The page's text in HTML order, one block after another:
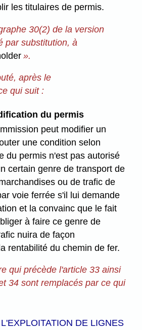
les titulaires de permis.
30(2) de la version
par substitution, à
».
après le
qui suit :
du permis
peut modifier un
une condition selon
du permis n'est pas autorisé
certain genre de transport de
ou de trafic de
voie ferrée s'il lui demande
et la convainc que le fait
à faire ce genre de
nuira de façon
rentabilité du chemin de fer.
qui précède l'article 33 ainsi
34 sont remplacés par ce qui
DE LIGNES